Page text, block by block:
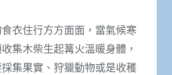
衣住行方方面面，當氣候寒
集木柴生起篝火溫暖身體，
集果實、狩獵動物或是收穫